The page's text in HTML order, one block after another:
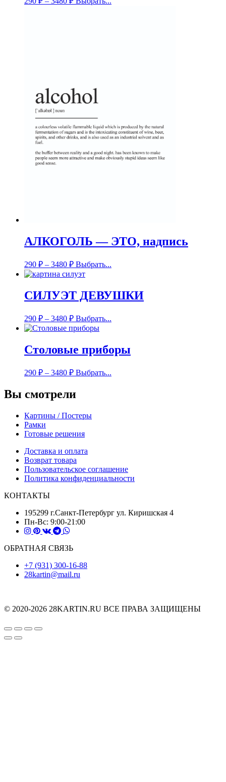
АЛКОГОЛЬ — ЭТО, надпись
290 ₽ – 3480 ₽ Выбрать...
СИЛУЭТ ДЕВУШКИ
290 ₽ – 3480 ₽ Выбрать...
Столовые приборы
290 ₽ – 3480 ₽ Выбрать...
Вы смотрели
Картины / Постеры
Рамки
Готовые решения
Доставка и оплата
Возврат товара
Пользовательское соглашение
Политика конфиденциальности
КОНТАКТЫ
195299 г.Санкт-Петербург ул. Киришская 4
Пн-Вс: 9:00-21:00
ОБРАТНАЯ СВЯЗЬ
+7 (931) 300-16-88
28kartin@mail.ru
© 2020-2026 28KARTIN.RU ВСЕ ПРАВА ЗАЩИЩЕНЫ